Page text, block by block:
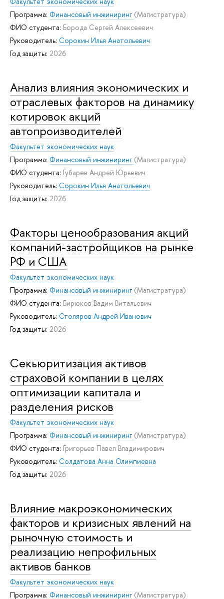
Программа: Финансовый инжиниринг (Магистратура)
ФИО студента: Борода Сергей Алексеевич
Руководитель: Сорокин Илья Анатольевич
Год защиты: 2026
Анализ влияния экономических и
отраслевых факторов на динамику
котировок акций
автопроизводителей
Факультет экономических наук
Программа: Финансовый инжиниринг (Магистратура)
ФИО студента: Губарев Андрей Юрьевич
Руководитель: Сорокин Илья Анатольевич
Год защиты: 2026
Факторы ценообразования акций
компаний-застройщиков на рынке
РФ и США
Факультет экономических наук
Программа: Финансовый инжиниринг (Магистратура)
ФИО студента: Бирюков Вадим Витальевич
Руководитель: Столяров Андрей Иванович
Год защиты: 2026
Секьюритизация активов
страховой компании в целях
оптимизации капитала и
разделения рисков
Факультет экономических наук
Программа: Финансовый инжиниринг (Магистратура)
ФИО студента: Григорьев Павел Владимирович
Руководитель: Солдатова Анна Олимпиевна
Год защиты: 2026
Влияние макроэкономических
факторов и кризисных явлений на
рыночную стоимость и
реализацию непрофильных
активов банков
Факультет экономических наук
Программа: Финансовый инжиниринг (Магистратура)